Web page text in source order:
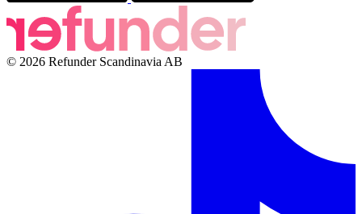
© 2026 Refunder Scandinavia AB